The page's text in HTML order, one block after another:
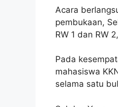
Acara
pembukaan,
RW 1 dan RW
Pada
mahasiswa
selama satu